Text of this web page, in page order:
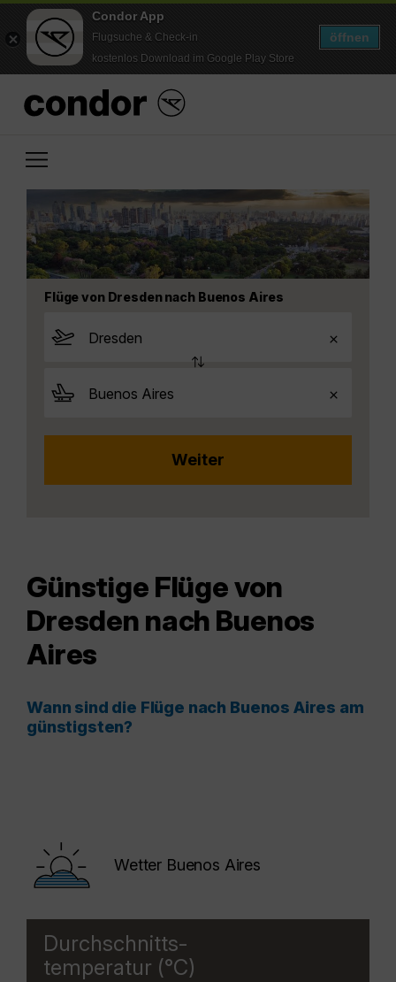
Condor App
Flugsuche & Check-in
kostenlos Download im Google Play Store
öffnen
Flüge von Dresden nach Buenos Aires
Günstige Flüge von
Dresden nach Buenos
Aires
Wann sind die Flüge nach Buenos Aires am
günstigsten?
Wetter Buenos Aires
Durchschnitts-
temperatur (°C)